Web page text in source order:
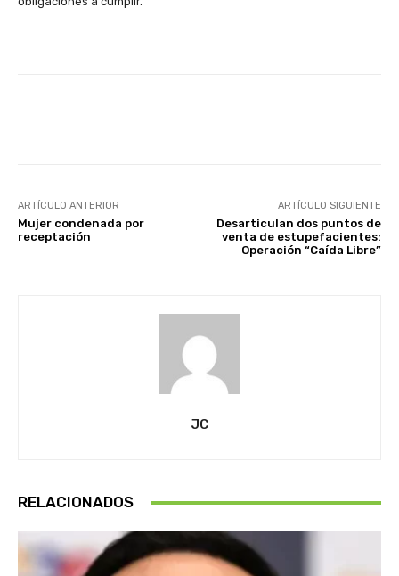
ARTÍCULO ANTERIOR
Mujer condenada por
receptación
ARTÍCULO SIGUIENTE
Desarticulan dos puntos de
venta de estupefacientes:
Operación “Caída Libre”
JC
RELACIONADOS